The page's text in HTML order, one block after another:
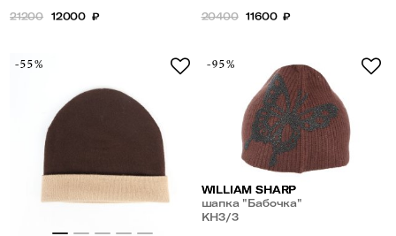
21200 12000 ₽ 20400 11600 ₽
-55% -95%
WILLIAM SHARP
шапка "Бабочка"
KH3/3